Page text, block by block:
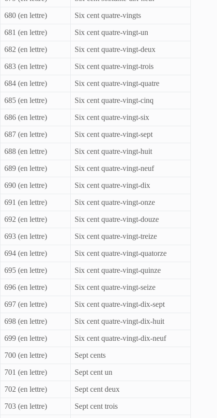
680 (en lettre) Six cent quatre-vingts
681 (en lettre) Six cent quatre-vingt-un
682 (en lettre) Six cent quatre-vingt-deux
683 (en lettre) Six cent quatre-vingt-trois
684 (en lettre) Six cent quatre-vingt-quatre
685 (en lettre) Six cent quatre-vingt-cinq
686 (en lettre) Six cent quatre-vingt-six
687 (en lettre) Six cent quatre-vingt-sept
688 (en lettre) Six cent quatre-vingt-huit
689 (en lettre) Six cent quatre-vingt-neuf
690 (en lettre) Six cent quatre-vingt-dix
691 (en lettre) Six cent quatre-vingt-onze
692 (en lettre) Six cent quatre-vingt-douze
693 (en lettre) Six cent quatre-vingt-treize
694 (en lettre) Six cent quatre-vingt-quatorze
695 (en lettre) Six cent quatre-vingt-quinze
696 (en lettre) Six cent quatre-vingt-seize
697 (en lettre) Six cent quatre-vingt-dix-sept
698 (en lettre) Six cent quatre-vingt-dix-huit
699 (en lettre) Six cent quatre-vingt-dix-neuf
700 (en lettre) Sept cents
701 (en lettre) Sept cent un
702 (en lettre) Sept cent deux
703 (en lettre) Sept cent trois